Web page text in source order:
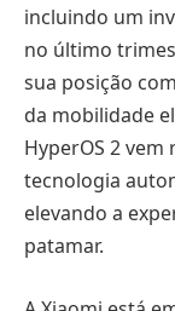
incluindo um
no último
sua posição
da mobilidade
HyperOS 2
tecnologia
elevando a
patamar.